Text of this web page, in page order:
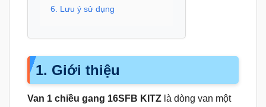
6. Lưu ý sử dụng
1. Giới thiệu
Van 1 chiều gang 16SFB KITZ là dòng van một